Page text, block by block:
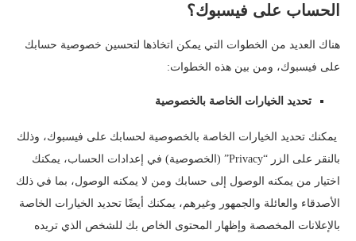
الحساب على فيسبوك؟
هناك العديد من الخطوات التي يمكن اتخاذها لتحسين خصوصية حسابك
على فيسبوك، ومن بين هذه الخطوات:
تحديد الخيارات الخاصة بالخصوصية
يمكنك تحديد الخيارات الخاصة بالخصوصية لحسابك على فيسبوك، وذلك
بالنقر على الزر “Privacy” (الخصوصية) في إعدادات الحساب، يمكنك
اختيار من يمكنه الوصول إلى حسابك ومن لا يمكنه الوصول، بما في ذلك
الأصدقاء والعائلة والجمهور وغيرهم، يمكنك أيضًا تحديد الخيارات الخاصة
بالإعلانات المخصصة وإظهار المحتوى الخاص بك للشخص الذي تريده